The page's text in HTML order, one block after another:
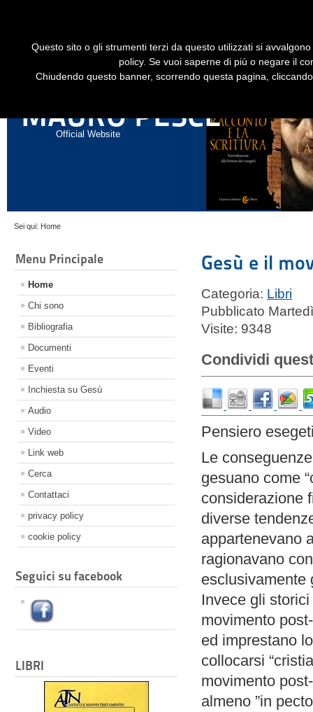
MAURO PESCE
Official Website
GESÙ STORICO - HISTORICAL JESUS
Sei qui: Home
Menu Principale
Home
Chi sono
Bibliografia
Documenti
Eventi
Inchiesta su Gesù
Audio
Video
Link web
Cerca
Contattaci
privacy policy
cookie policy
Seguici su facebook
LIBRI
Gesù e il
Categoria: Libri
Pubblicato
Visite: 9348
Condividi
Pensiero
Le
gesuano come
considerazione
diverse
appartenevano
ragionavano
esclusivamente
Invece gli
movimento pos
ed imprestano
collocarsi
movimento
almeno ”in
Questo sito o gli strumenti terzi da questo utilizzati si
policy. Se vuoi saperne di più o negare il
Chiudendo questo banner, scorrendo questa pagina,